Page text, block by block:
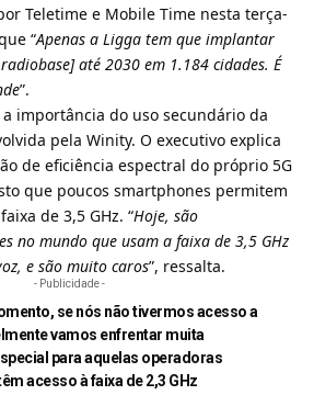
Teletime e Mobile Time nesta terça-
“Apenas a Ligga tem que implantar
até 2030 em 1.184 cidades. É
”.
importância do uso secundário da
pela Winity. O executivo explica
de eficiência espectral do próprio 5G
que poucos smartphones permitem
de 3,5 GHz. “Hoje, são
no mundo que usam a faixa de 3,5 GHz
e são muito caros”, ressalta.
- Publicidade -
se nós não tivermos acesso a
vamos enfrentar muita
para aquelas operadoras
acesso à faixa de 2,3 GHz